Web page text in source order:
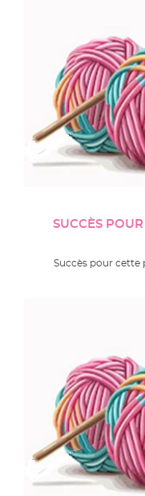
SUCCÈS
Succès pour cette